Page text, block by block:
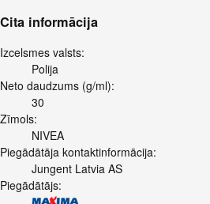
Cita informācija
Izcelsmes valsts:
Polija
Neto daudzums (g/ml):
30
Zīmols:
NIVEA
Piegādātāja kontaktinformācija:
Jungent Latvia AS
Piegādātājs: